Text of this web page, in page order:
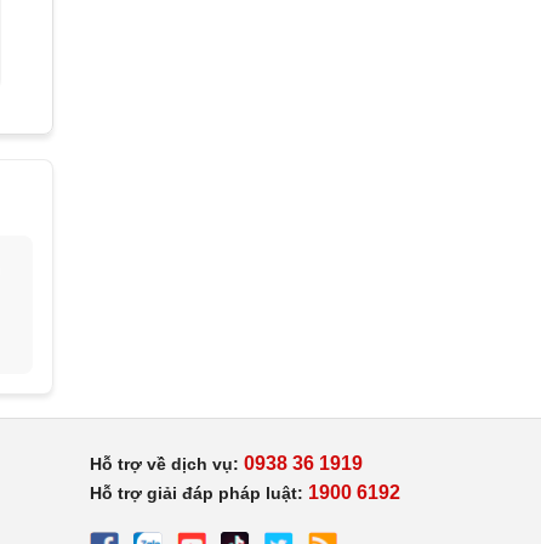
Hỗ trợ về dịch vụ: 0938 36 1919
Hỗ trợ giải đáp pháp luật: 1900 6192